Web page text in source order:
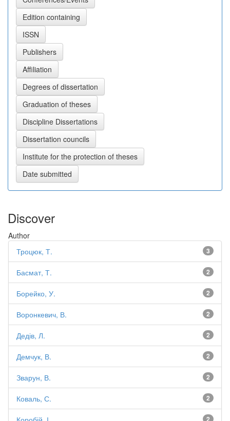
Discover
Author
3
Троцюк, Т.
2
Басмат, Т.
2
Борейко, У.
2
Воронкевич, В.
2
Дедів, Л.
2
Демчук, В.
2
Зварун, В.
2
Коваль, С.
2